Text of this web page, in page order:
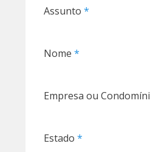
Assunto
Nome
Empresa ou
Estado